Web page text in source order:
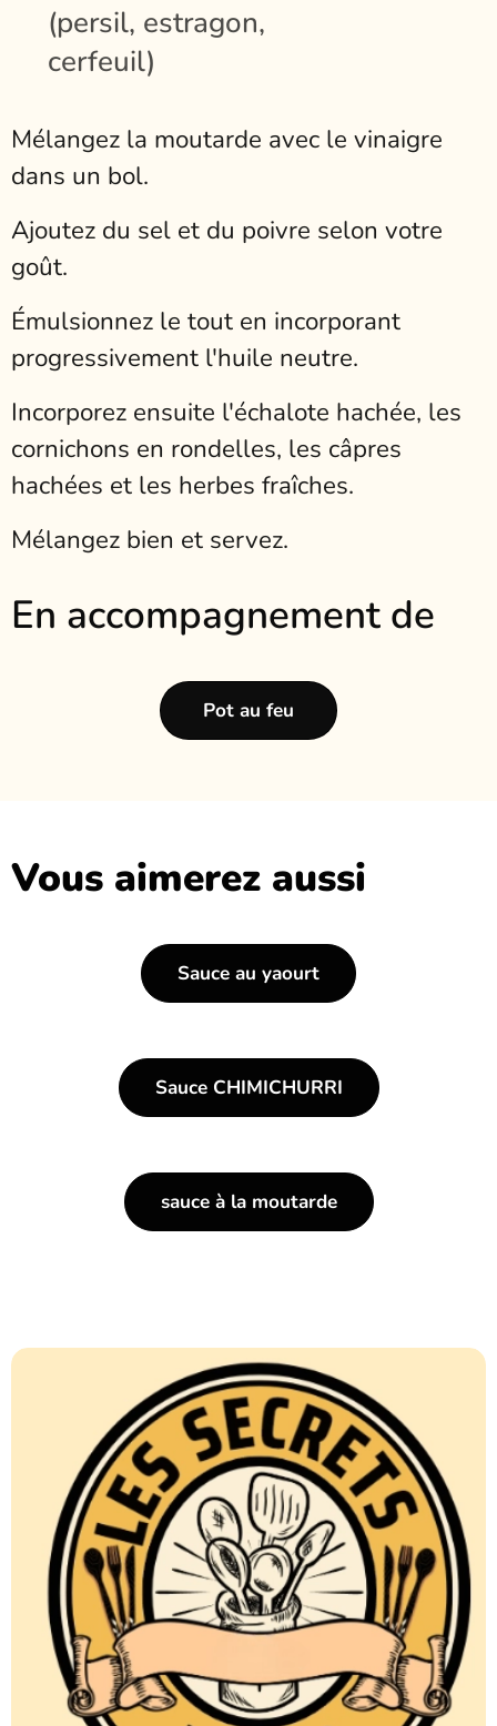
(persil, estragon,
cerfeuil)
Mélangez la moutarde avec le vinaigre
dans un bol.
Ajoutez du sel et du poivre selon votre
goût.
Émulsionnez le tout en incorporant
progressivement l'huile neutre.
Incorporez ensuite l'échalote hachée, les
cornichons en rondelles, les câpres
hachées et les herbes fraîches.
Mélangez bien et servez.
En accompagnement de
Pot au feu
Vous aimerez aussi
Sauce au yaourt
Sauce CHIMICHURRI
sauce à la moutarde